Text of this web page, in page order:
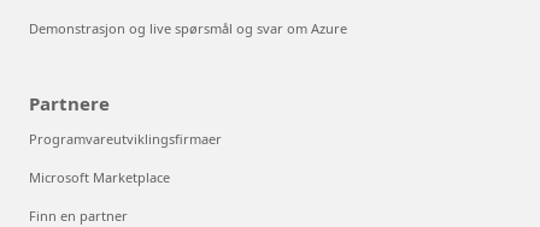
Demonstrasjon og live spørsmål og svar om Azure
Partnere
Programvareutviklingsfirmaer
Microsoft Marketplace
Finn en partner